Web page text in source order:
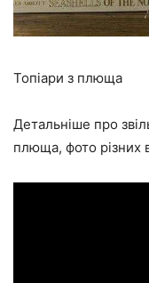
Топіари з плюща
Детальніше про
плюща, фото різних